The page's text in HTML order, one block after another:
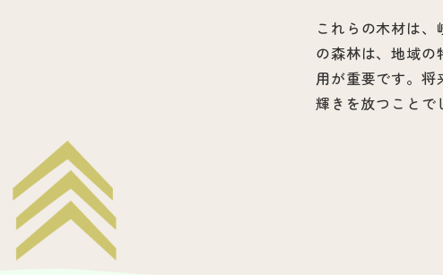
これらの木材は
の森林は、地域
用が重要です。将
輝きを放つことで